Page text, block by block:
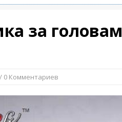
за
0 Комментариев